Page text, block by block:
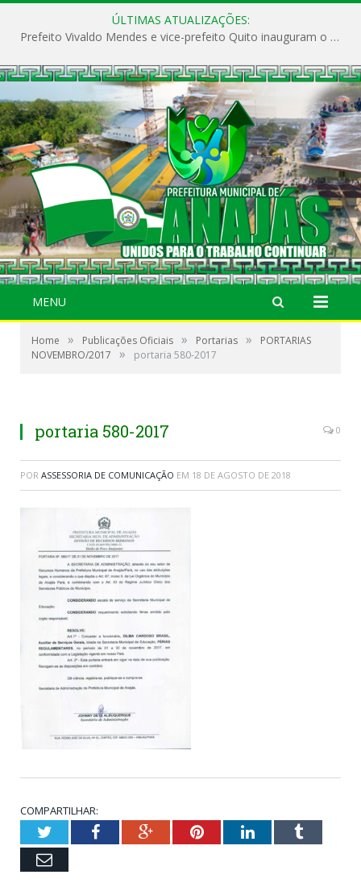
ÚLTIMAS ATUALIZAÇÕES:
Prefeito Vivaldo Mendes e vice-prefeito Quito inauguram o CAPS e fortalecem a saúde pública em Anajás.
MENU
Home » Publicações Oficiais » Portarias »
PORTARIAS
NOVEMBRO/2017
» portaria 580-2017
portaria 580-2017 0
POR ASSESSORIA DE COMUNICAÇÃO EM 18 DE AGOSTO DE 2018
COMPARTILHAR:
TwitterFacebookGoogle+PinterestLinkedInTumblr
Email